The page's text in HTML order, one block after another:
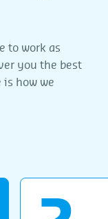
to work as
you the best
is how we